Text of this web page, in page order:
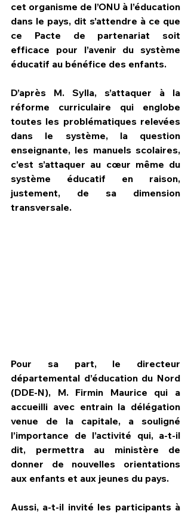
cet organisme de l’ONU à l’éducation
dans le pays, dit s’attendre à ce que
ce Pacte de partenariat soit
efficace pour l’avenir du système
éducatif au bénéfice des enfants.
D’après M. Sylla, s’attaquer à la
réforme curriculaire qui englobe
toutes les problématiques relevées
dans le système, la question
enseignante, les manuels scolaires,
c’est s’attaquer au cœur même du
système éducatif en raison,
justement, de sa dimension
transversale.
Pour sa part, le directeur
départemental d’éducation du Nord
(DDE-N), M. Firmin Maurice qui a
accueilli avec entrain la délégation
venue de la capitale, a souligné
l’importance de l’activité qui, a-t-il
dit, permettra au ministère de
donner de nouvelles orientations
aux enfants et aux jeunes du pays.
Aussi, a-t-il invité les participants à